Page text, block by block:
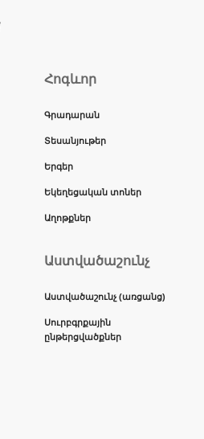
Հոգևոր
Գրադարան
Տեսանյութեր
Երգեր
Եկեղեցական տոներ
Աղոթքներ
Աստվածաշունչ
Աստվածաշունչ (առցանց)
Սուրբգրքային
ընթերցվածքներ